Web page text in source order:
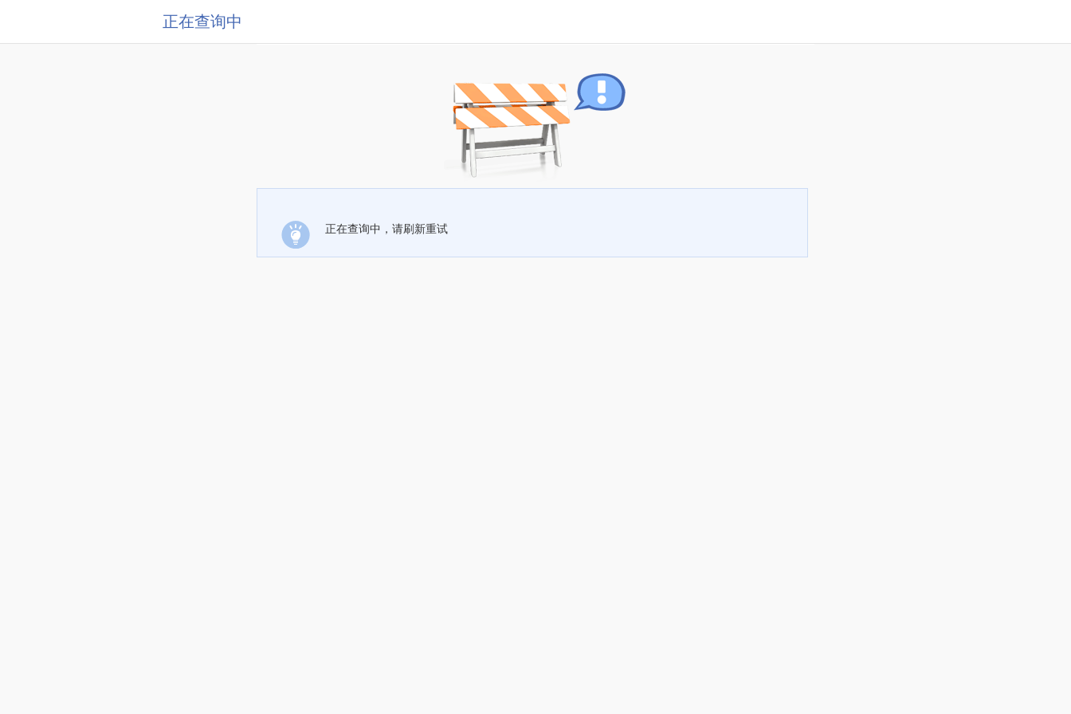
正在查询中
正在查询中，请刷新重试